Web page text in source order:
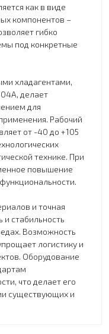
как в виде
компонентов –
гибко
под конкретные
хладагентами,
делает
для
Рабочий
от -40 до +105
технике. При
повышение
и точная
и стабильность
Возможность
логистику и
Оборудование
что делает его
существующих и